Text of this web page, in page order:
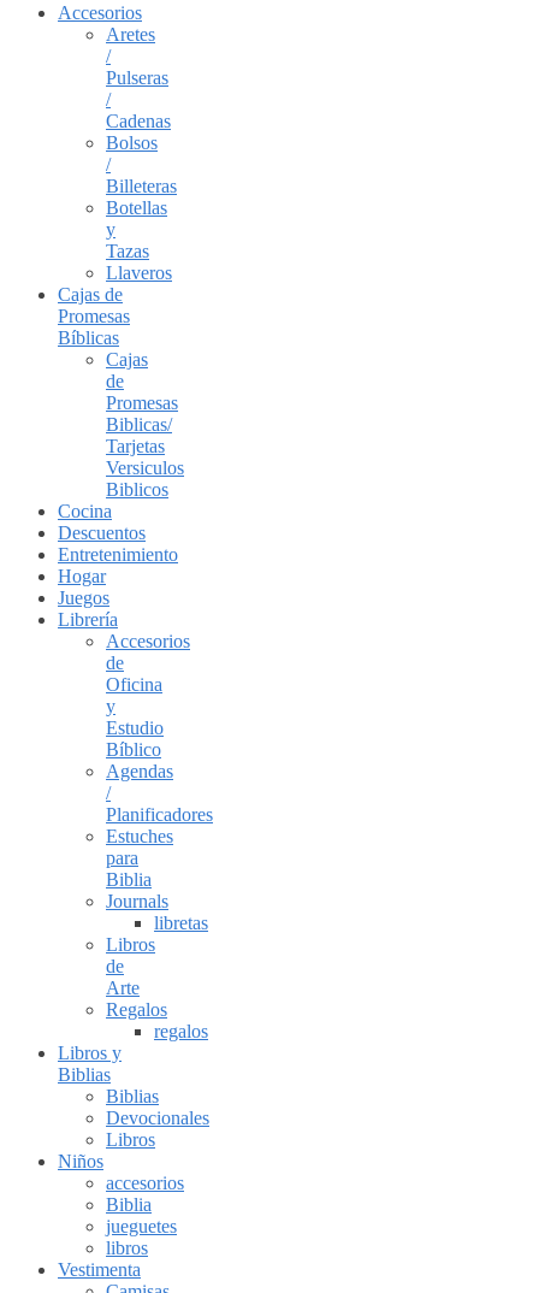
Accesorios
Aretes
/
Pulseras
/
Cadenas
Bolsos
/
Billeteras
Botellas
y
Tazas
Llaveros
Cajas de
Promesas
Bíblicas
Cajas
de
Promesas
Biblicas/
Tarjetas
Versiculos
Biblicos
Cocina
Descuentos
Entretenimiento
Hogar
Juegos
Librería
Accesorios
de
Oficina
y
Estudio
Bíblico
Agendas
/
Planificadores
Estuches
para
Biblia
Journals
libretas
Libros
de
Arte
Regalos
regalos
Libros y
Biblias
Biblias
Devocionales
Libros
Niños
accesorios
Biblia
jueguetes
libros
Vestimenta